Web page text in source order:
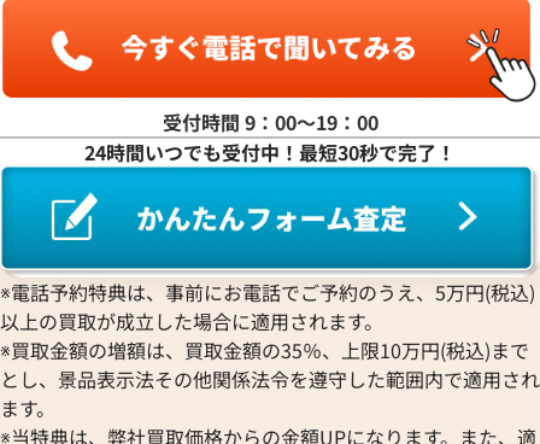
イトジャスト 41 126303G
格
点の参考買取価格です
ロレックス デイトジャスト
ルド
参考買取価格
1,654,000円
※2025年9月9日時点の参考買
エテルナ
EDOX
エドックス
EBERHARD
エベラール
EBEL
エベル
EPOS
Hermes
エルメス
OMEGA
オメガ
ORIENT
オリエント
Graham
グラハム
Grand Seiko
グランドセイコー
CORUM
コルム
Concord
コンコルド
ジェラルド・ジェンタ
Jaeger-LeCoultre
ジャケ・ドロー
Girard-Perregaux
ジラール・ペルゴ
Sinn
ジン
STOWA
ストーヴァ
SEIKO
セイコー
CENTURY
センチュリー
PIERRE KUNZ
ピエール・クンツ
FRANCK MULLER
フランク ミュラー
BOUCHERON
ブシュロン
BREITLING
ブライトリング
Blancpain
ブランパン
BVLGARI
ブルガリ
Breguet
ブレゲ
ROGER DUBUIS
ロジェ・デュブイ
ROLEX
ロレックス
LONGINES
ロンジン
受付時間 9：00〜19：00
24時間いつでも受付中！最短30秒で完了！
※電話予約特典は、事前にお電話でご予約のうえ、5万円(税込)
以上の買取が成立した場合に適用されます。
※買取金額の増額は、買取金額の35％、上限10万円(税込)まで
とし、景品表示法その他関係法令を遵守した範囲内で適用され
ます。
※当特典は、弊社買取価格からの金額UPになります。また、適